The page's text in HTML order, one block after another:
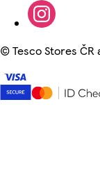
©Tesco Stores ČR